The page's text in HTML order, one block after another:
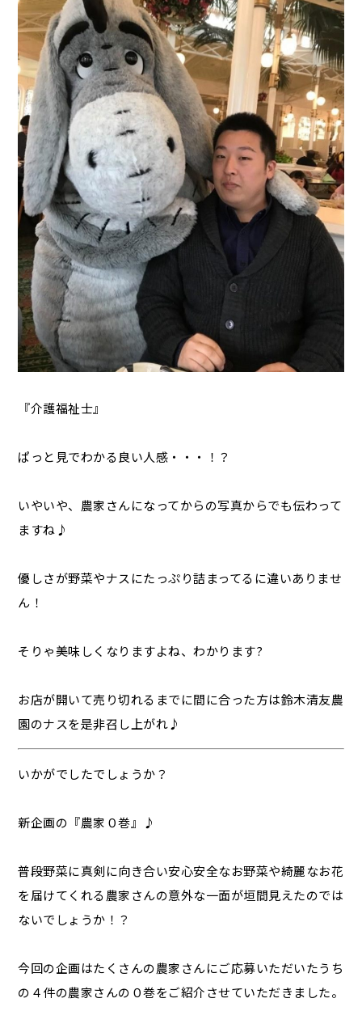
『介護福祉士』
ぱっと見でわかる良い人感・・・！？
いやいや、農家さんになってからの写真からでも伝わって
ますね♪
優しさが野菜やナスにたっぷり詰まってるに違いありませ
ん！
そりゃ美味しくなりますよね、わかります?
お店が開いて売り切れるまでに間に合った方は鈴木清友農
園のナスを是非召し上がれ♪
いかがでしたでしょうか？
新企画の『農家０巻』♪
普段野菜に真剣に向き合い安心安全なお野菜や綺麗なお花
を届けてくれる農家さんの意外な一面が垣間見えたのでは
ないでしょうか！？
今回の企画はたくさんの農家さんにご応募いただいたうち
の４件の農家さんの０巻をご紹介させていただきました。